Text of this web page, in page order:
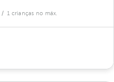
/ 1 crianças no máx.